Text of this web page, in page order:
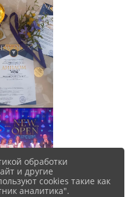
обработки
и другие
cookies такие как
аналитика".